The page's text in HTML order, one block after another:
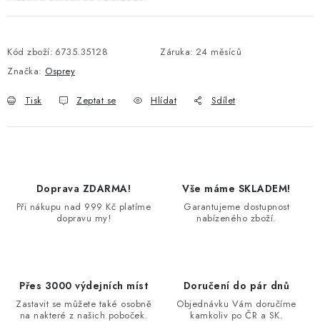
Kód zboží: 6735.35128 Záruka: 24 měsíců
Značka: Osprey
Tisk Zeptat se Hlídat Sdílet
Doprava ZDARMA!
Při nákupu nad 999 Kč platíme
dopravu my!
Vše máme SKLADEM!
Garantujeme dostupnost
nabízeného zboží.
Přes 3000 výdejních míst
Zastavit se můžete také osobně
na nakteré z našich poboček.
Doručení do pár dnů
Objednávku Vám doručíme
kamkoliv po ČR a SK.